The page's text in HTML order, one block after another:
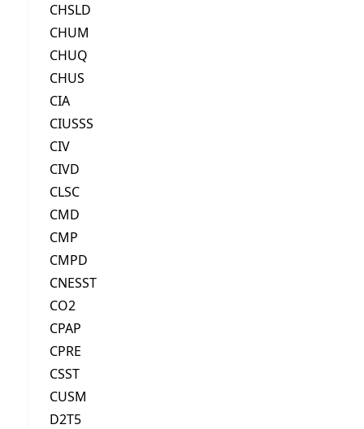
CHSLD
CHUM
CHUQ
CHUS
CIA
CIUSSS
CIV
CIVD
CLSC
CMD
CMP
CMPD
CNESST
CO2
CPAP
CPRE
CSST
CUSM
D2T5